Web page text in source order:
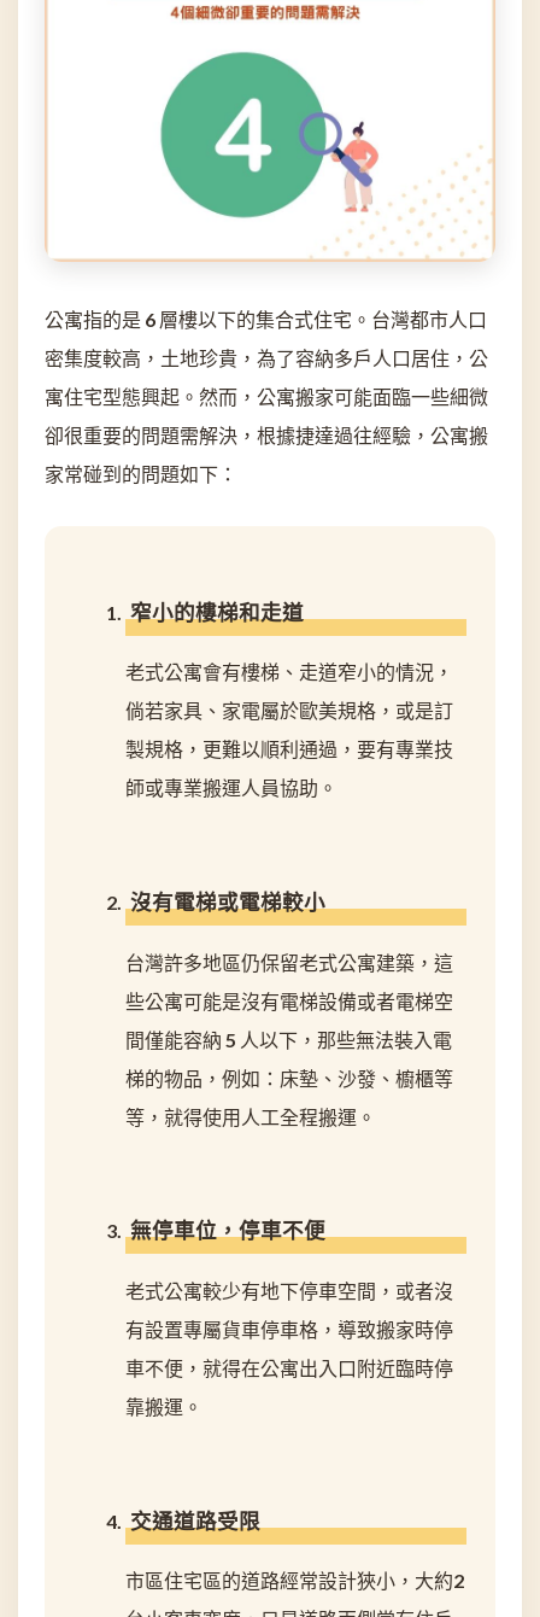
公寓指的是 6 層樓以下的集合式住宅。台灣都市人口
密集度較高，土地珍貴，為了容納多戶人口居住，公
寓住宅型態興起。然而，公寓搬家可能面臨一些細微
卻很重要的問題需解決，根據捷達過往經驗，公寓搬
家常碰到的問題如下：
窄小的樓梯和走道
老式公寓會有樓梯、走道窄小的情況，
倘若家具、家電屬於歐美規格，或是訂
製規格，更難以順利通過，要有專業技
師或專業搬運人員協助。
沒有電梯或電梯較小
台灣許多地區仍保留老式公寓建築，這
些公寓可能是沒有電梯設備或者電梯空
間僅能容納 5 人以下，那些無法裝入電
梯的物品，例如：床墊、沙發、櫥櫃等
等，就得使用人工全程搬運。
無停車位，停車不便
老式公寓較少有地下停車空間，或者沒
有設置專屬貨車停車格，導致搬家時停
車不便，就得在公寓出入口附近臨時停
靠搬運。
交通道路受限
市區住宅區的道路經常設計狹小，大約2